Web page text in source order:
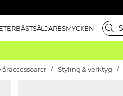
BÄSTSÄLJARESMYCKEN
Styling & verktyg